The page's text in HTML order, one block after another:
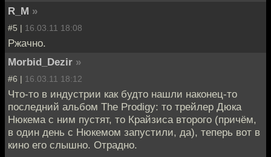
R_M »
#5 | 16.03.11 18:08
Ржачно.
Morbid_Dezir »
#6 | 16.03.11 18:12
Что-то в индустрии как будто нашли наконец-то
последний альбом The Prodigy: то трейлер Дюка
Нюкема с ним пустят, то Крайзиса второго (причём,
в один день с Нюкемом запустили, да), теперь вот в
кино его слышно. Отрадно.